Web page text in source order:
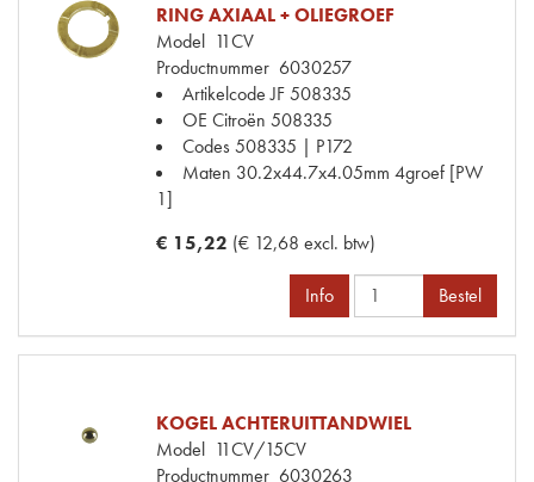
RING AXIAAL + OLIEGROEF
Model 11CV
Productnummer 6030257
Artikelcode JF508335
OE Citroën 508335
Codes508335 | P172
Maten 30.2x44.7x4.05mm 4groef [PW
1]
€ 15,22 (€ 12,68 excl. btw)
Info Bestel
KOGEL ACHTERUITTANDWIEL
Model 11CV/15CV
Productnummer 6030263